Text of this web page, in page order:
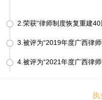
2.荣获“律师制度恢复重建
3.被评为“2019年度广西律
4.被评为“2021年度广西律师
执